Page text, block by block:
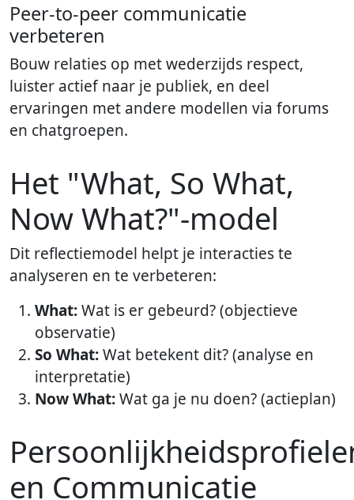
Peer-to-peer communicatie
verbeteren
Bouw relaties op met wederzijds respect,
luister actief naar je publiek, en deel
ervaringen met andere modellen via forums
en chatgroepen.
Het "What, So What,
Now What?"-model
Dit reflectiemodel helpt je interacties te
analyseren en te verbeteren:
What:Wat is er gebeurd? (objectieve
observatie)
So What:Wat betekent dit? (analyse en
interpretatie)
Now What:Wat ga je nu doen? (actieplan)
en Communicatie